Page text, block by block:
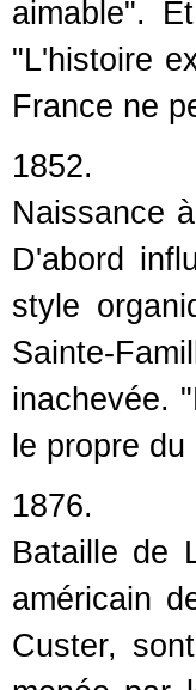
aimable".
"L'histoire
France ne
1852.
Naissance
D'abord
style
Sainte-
inachevée.
le propre
1876.
Bataille de
américain
Custer,